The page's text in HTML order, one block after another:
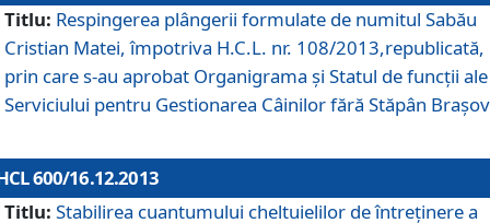
Titlu: Respingerea plângerii formulate de numitul Sabău
Cristian Matei, împotriva H.C.L. nr. 108/2013,republicată,
prin care s-au aprobat Organigrama şi Statul de funcţii ale
Serviciului pentru Gestionarea Câinilor fără Stăpân
600/16.12.2013
Titlu: Stabilirea cuantumului cheltuielilor de întreţinere a